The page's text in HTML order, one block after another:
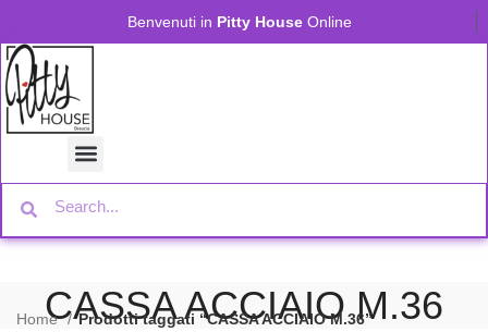
Benvenuti in Pitty House Online
CASSA ACCIAIO M.36
Home
Prodotti taggati “CASSA ACCIAIO M.36”